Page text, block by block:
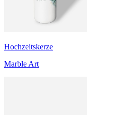
Hochzeitskerze
Marble Art